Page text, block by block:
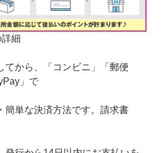
細
てから、「コンビニ」「郵便
」で
簡単な決済方法です。請求書